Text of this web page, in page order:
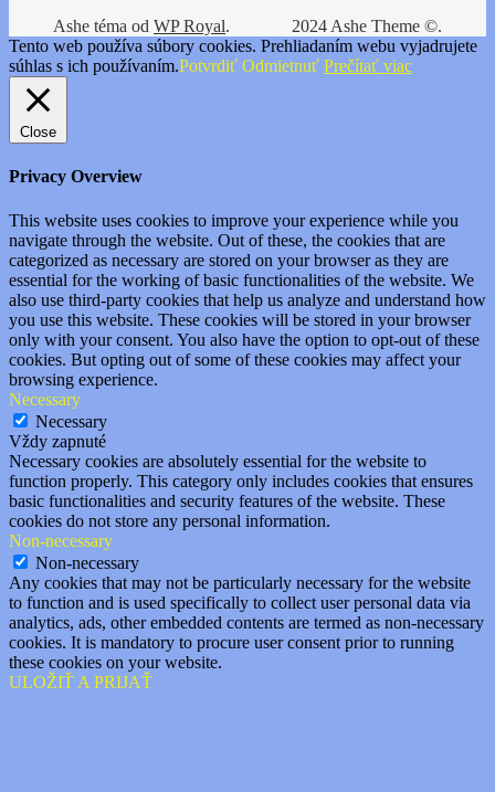
2024 Ashe Theme ©.
Ashe téma od WP Royal.
Tento web používa súbory cookies. Prehliadaním webu vyjadrujete
súhlas s ich používaním.Potvrdiť Odmietnuť Prečítať viac
Close
Privacy Overview
This website uses cookies to improve your experience while you
navigate through the website. Out of these, the cookies that are
categorized as necessary are stored on your browser as they are
essential for the working of basic functionalities of the website. We
also use third-party cookies that help us analyze and understand how
you use this website. These cookies will be stored in your browser
only with your consent. You also have the option to opt-out of these
cookies. But opting out of some of these cookies may affect your
browsing experience.
Necessary
Necessary
Vždy zapnuté
Necessary cookies are absolutely essential for the website to
function properly. This category only includes cookies that ensures
basic functionalities and security features of the website. These
cookies do not store any personal information.
Non-necessary
Non-necessary
Any cookies that may not be particularly necessary for the website
to function and is used specifically to collect user personal data via
analytics, ads, other embedded contents are termed as non-necessary
cookies. It is mandatory to procure user consent prior to running
these cookies on your website.
ULOŽIŤ A PRIJAŤ